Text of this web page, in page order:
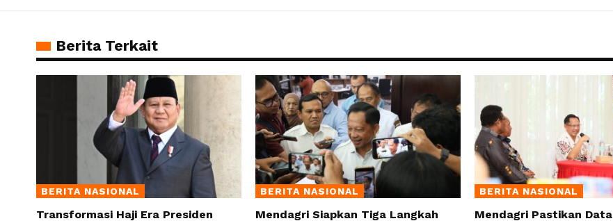
Berita Terkait
BERITA NASIONAL
Transformasi Haji Era Presiden
BERITA NASIONAL
Mendagri Siapkan Tiga Langkah
BERITA NASIONAL
Mendagri Pastikan Data